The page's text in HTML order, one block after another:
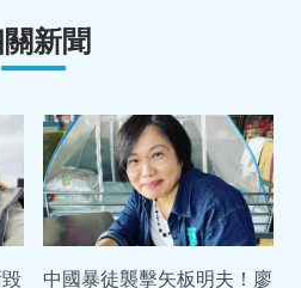
新聞
中國暴徒襲擊矢板明夫！廖